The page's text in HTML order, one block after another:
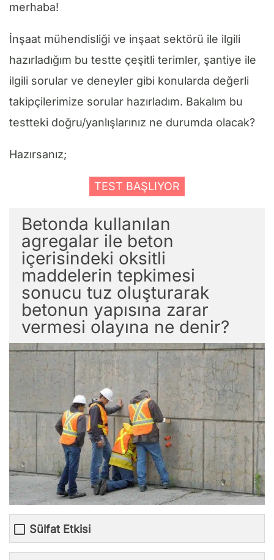
merhaba!
İnşaat mühendisliği ve inşaat sektörü ile ilgili
hazırladığım bu testte çeşitli terimler, şantiye ile
ilgili sorular ve deneyler gibi konularda değerli
takipçilerimize sorular hazırladım. Bakalım bu
testteki doğru/yanlışlarınız ne durumda olacak?
Hazırsanız;
TEST BAŞLIYOR
Betonda kullanılan
agregalar ile beton
içerisindeki oksitli
maddelerin tepkimesi
sonucu tuz oluşturarak
betonun yapısına zarar
vermesi olayına ne denir?
Sülfat Etkisi